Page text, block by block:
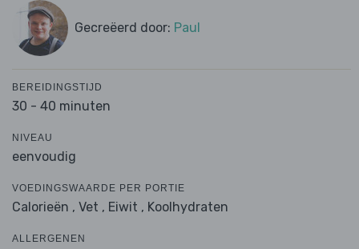
Gecreëerd door: Paul
BEREIDINGSTIJD
30 - 40 minuten
NIVEAU
eenvoudig
VOEDINGSWAARDE PER PORTIE
Calorieën , Vet , Eiwit , Koolhydraten
ALLERGENEN